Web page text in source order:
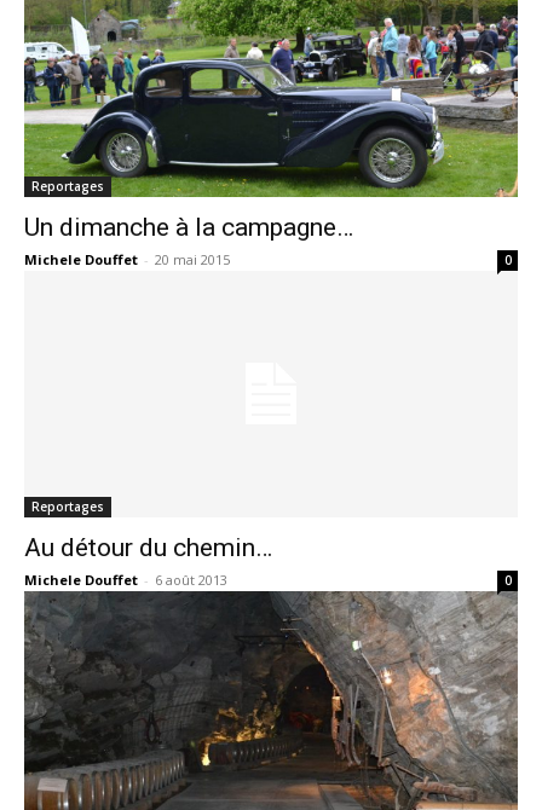
Reportages
Un dimanche à la campagne…
Michele Douffet - 20 mai 2015 0
Reportages
Au détour du chemin…
Michele Douffet - 6 août 2013 0